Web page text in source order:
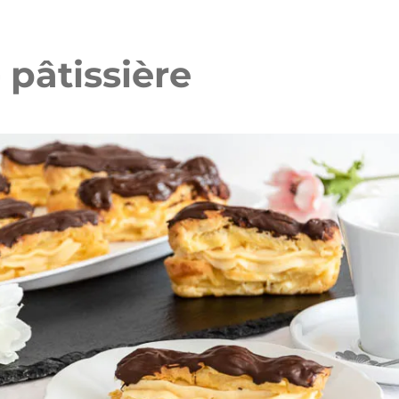
pâtissière